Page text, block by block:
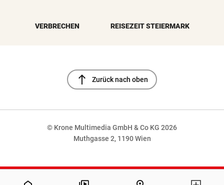
VERBRECHEN REISEZEIT STEIERMARK
north Zurück nach oben
© Krone Multimedia GmbH & Co KG 2026
Muthgasse 2, 1190 Wien
NaN%